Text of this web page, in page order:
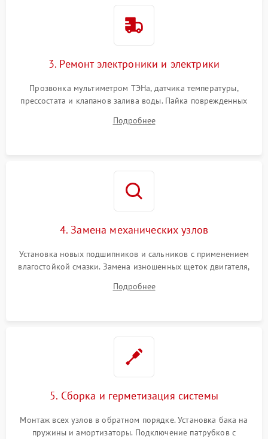
3. Ремонт электроники и электрики
Прозвонка мультиметром ТЭНа, датчика температуры,
прессостата и клапанов залива воды. Пайка поврежденных
Восстановление целостности проводки и контактов.
Подробнее
4. Замена механических узлов
Установка новых подшипников и сальников с применением
влагостойкой смазки. Замена изношенных щеток двигателя,
или поврежденной резиновой манжеты.
Подробнее
5. Сборка и герметизация системы
Монтаж всех узлов в обратном порядке. Установка бака на
пружины и амортизаторы. Подключение патрубков с